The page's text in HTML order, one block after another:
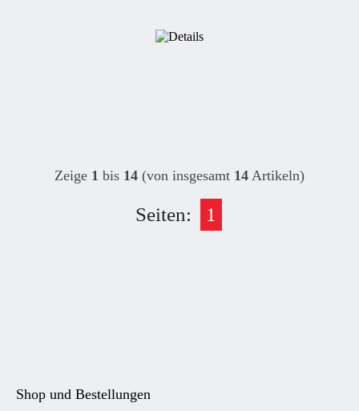
Zeige 1 bis 14 (von insgesamt 14 Artikeln)
Seiten: 1
Shop und Bestellungen